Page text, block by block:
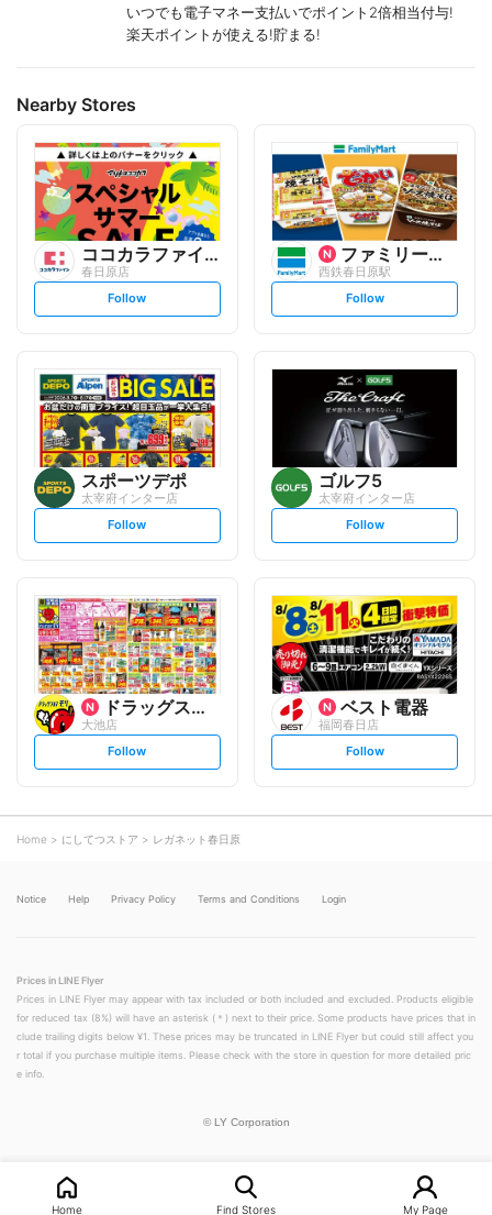
いつでも電子マネー支払いでポイント2倍相当付与!
楽天ポイントが使える!貯まる!
Nearby Stores
ココカラファイン
春日原店
s
t
o
w
Follow
ファミリーマート
西鉄春日原駅
s
t
l
o
w
Follow
スポーツデポ
太宰府インター店
s
t
l
o
w
Follow
ゴルフ5
太宰府インター店
s
t
l
o
w
Follow
ドラッグストアモリ
大池店
s
t
o
w
Follow
ベスト電器
福岡春日店
s
t
Follow
Home にしてつストア レガネット春日原
Notice Help Privacy Policy Terms and Conditions Login
Prices in LINE Flyer
Prices in LINE Flyer may appear with tax included or both included and excluded. Products eligible
for reduced tax (8%) will have an asterisk (＊) next to their price. Some products have prices that in
clude trailing digits below ¥1. These prices may be truncated in LINE Flyer but could still affect you
r total if you purchase multiple items. Please check with the store in question for more detailed pric
e info.
© LY Corporation
Home Find Stores My Page